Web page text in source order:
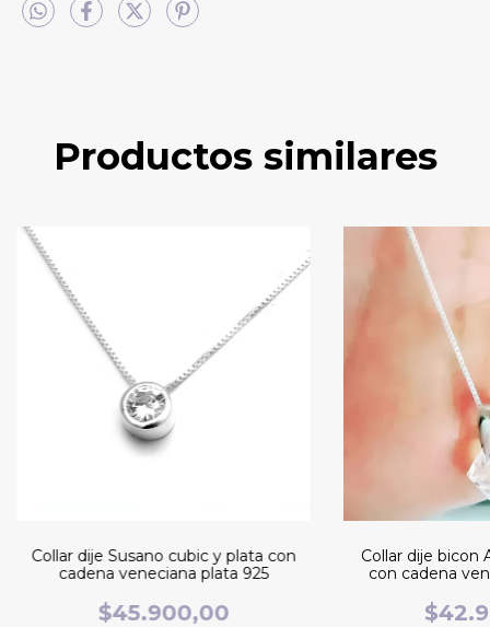
Productos similares
Collar dije Susano cubic y plata con
cadena veneciana plata 925
$45.900,00
Collar dije bicon
con cadena